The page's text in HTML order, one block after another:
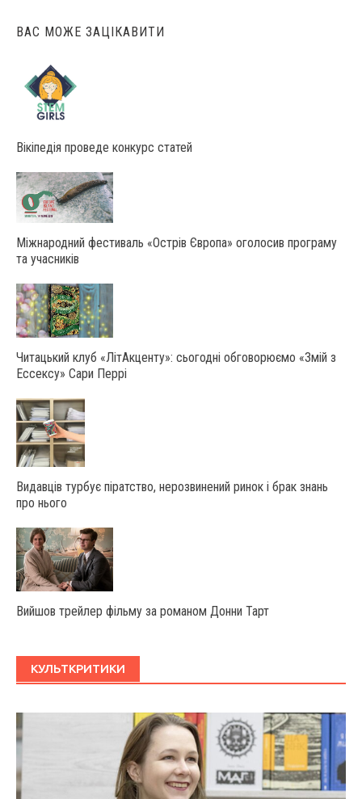
ВАС МОЖЕ ЗАЦІКАВИТИ
Вікіпедія проведе конкурс статей
Міжнародний фестиваль «Острів Європа» оголосив програму
та учасників
Читацький клуб «ЛітАкценту»: сьогодні обговорюємо «Змій з
Ессексу» Сари Перрі
Видавців турбує піратство, нерозвинений ринок і брак знань
про нього
Вийшов трейлер фільму за романом Донни Тарт
КУЛЬТКРИТИКИ